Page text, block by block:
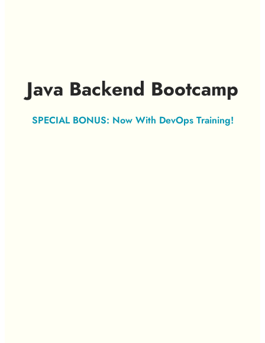
Java Backend Bootcamp
SPECIAL BONUS: Now With DevOps Training!